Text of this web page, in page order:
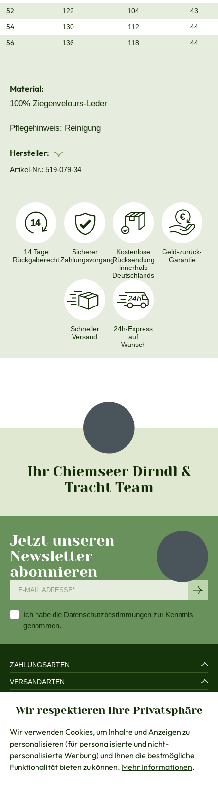
52 122 104 43
54 130 112 44
56 136 118 44
Material:
100% Ziegenvelours-Leder
Pflegehinweis: Reinigung
Hersteller:
Artikel-Nr.: 519-079-34
14 Tage
Rückgaberecht
Sicherer
Zahlungsvorgang
Kostenlose
Rücksendung
innerhalb
Deutschlands
Geld-zurück-
Garantie
Schneller
Versand
24h-Express
auf
Wunsch
Ihr Chiemseer Dirndl &
Tracht Team
Jetzt unseren
Newsletter
abonnieren
Ich habe die Datenschutzbestimmungen zur Kenntnis
genommen.
ZAHLUNGSARTEN
VERSANDARTEN
RECHTLICHES
BERATUNG
KONTAKT
Wir respektieren Ihre Privatsphäre
Wir verwenden Cookies, um Inhalte und Anzeigen zu
personalisieren (für personalisierte und nicht-
personalisierte Werbung) und Ihnen die bestmögliche
Funktionalität bieten zu können. Mehr Informationen.